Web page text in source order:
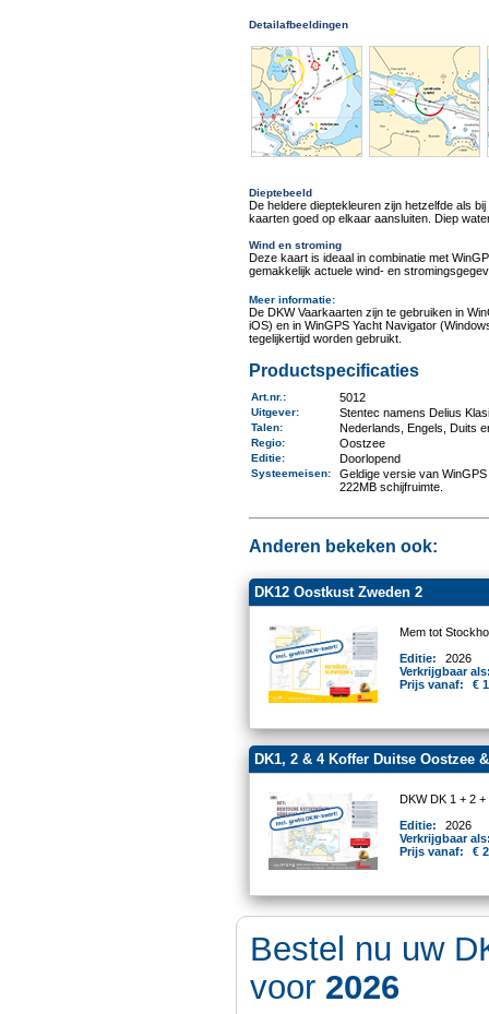
Detailafbeeldingen
Dieptebeeld
De heldere dieptekleuren zijn hetzelfde als
kaarten goed op elkaar aansluiten. Diep
Wind en stroming
Deze kaart is ideaal in combinatie met
gemakkelijk actuele wind- en
Meer informatie:
De DKW Vaarkaarten zijn te gebruiken in
iOS) en in WinGPS Yacht Navigator
tegelijkertijd worden gebruikt.
Productspecificaties
Art.nr. : 5012
Uitgever: Stentec namens Delius
Talen: Nederlands, Engels, Duits
Regio: Oostzee
Editie: Doorlopend
Systeemeisen:
Geldige versie van
222MB schijfruimte.
Anderen bekeken ook:
DK12 Oostkust Zweden 2
Mem tot
Editie:
2026
Verkrijgbaar
Prijs vanaf:
€
DK1, 2 & 4 Koffer Duitse Oostzee
DKW DK 1 + 2
Editie:
2026
Verkrijgbaar
Prijs vanaf:
€
Bestel nu uw
voor 2026